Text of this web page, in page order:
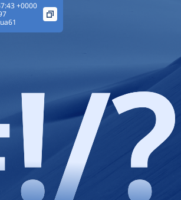
+0000